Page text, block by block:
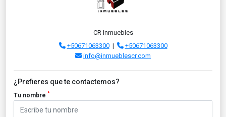
CR Inmuebles
+50671063300|
+50671063300
info@inmueblescr.com
¿Prefieres que te contactemos?
Tu nombre *